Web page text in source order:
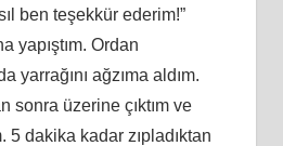
ben teşekkür ederim!”
yapıştım. Ordan
yarrağını ağzıma aldım.
sonra üzerine çıktım ve
5 dakika kadar zıpladıktan